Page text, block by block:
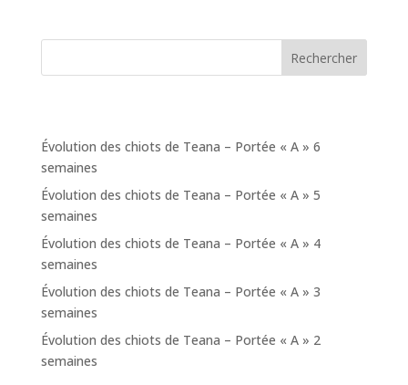
Rechercher
Évolution des chiots de Teana – Portée « A » 6
semaines
Évolution des chiots de Teana – Portée « A » 5
semaines
Évolution des chiots de Teana – Portée « A » 4
semaines
Évolution des chiots de Teana – Portée « A » 3
semaines
Évolution des chiots de Teana – Portée « A » 2
semaines